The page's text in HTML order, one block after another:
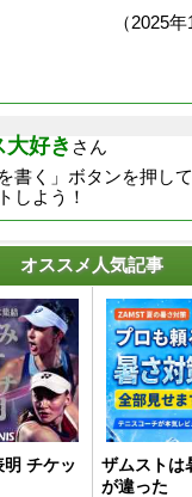
（2025
大好き さん
書く」ボタンを押し
しよう！
オススメ人気記事
チケッ
ザムストは
が違った